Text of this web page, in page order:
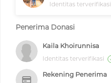
Identitas terverifikasi
Penerima Donasi
Kaila Khoirunnisa
Identitas terverifikasi
Rekening Penerima